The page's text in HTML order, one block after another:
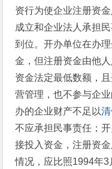
资行为使企业注册资
成立和企业法人承担
到位。开办单位在办
金，但注册资金由他
资金法定最低数额，
营管理，也不参与企
办的企业财产不足以
不应承担民事责任；
接投入资金，注册资
情况，应比照1994年